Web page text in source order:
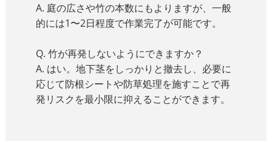
A. 庭の広さや竹の本数にもよりますが、一般
的には1〜2日程度で作業完了が可能です。
Q. 竹が再発しないようにできますか？
A. はい。地下茎をしっかりと撤去し、必要に
応じて防根シートや防草処理を施すことで再
発リスクを最小限に抑えることができます。